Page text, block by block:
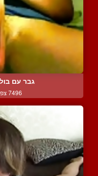
גבר עם
7496 צפיות